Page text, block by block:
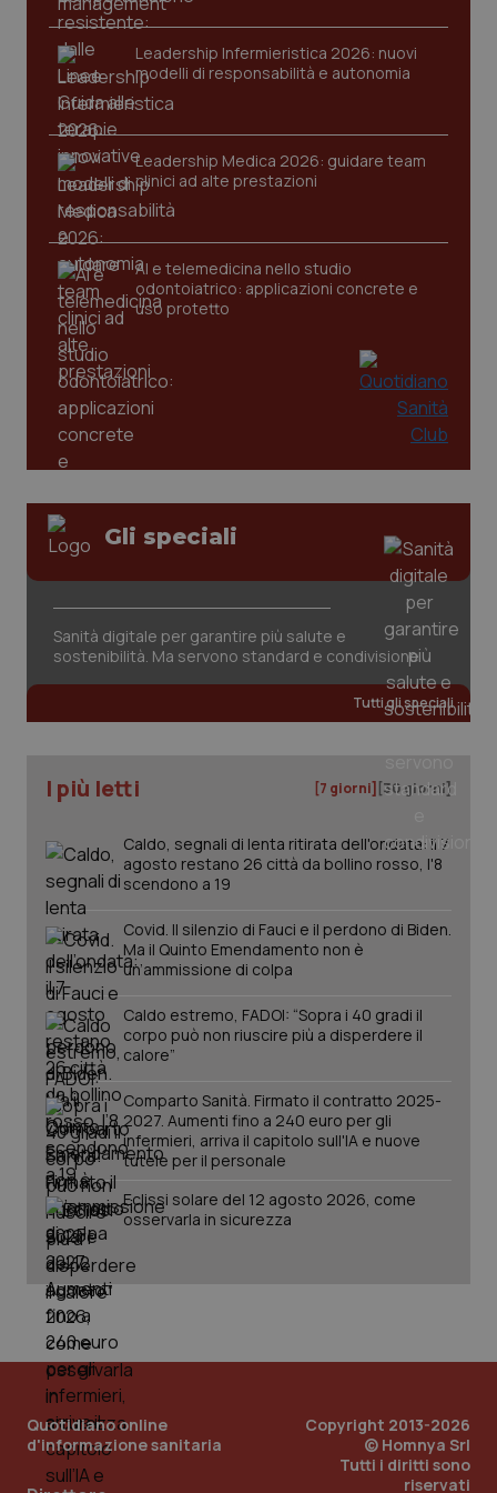
Leadership Infermieristica 2026: nuovi
modelli di responsabilità e autonomia
Leadership Medica 2026: guidare team
clinici ad alte prestazioni
AI e telemedicina nello studio
odontoiatrico: applicazioni concrete e
uso protetto
Gli speciali
Sanità digitale per garantire più salute e
sostenibilità. Ma servono standard e condivisione
Tutti gli speciali
I più letti [7 giorni] [30 giorni]
Caldo, segnali di lenta ritirata dell'ondata: il 7
agosto restano 26 città da bollino rosso, l'8
scendono a 19
Covid. Il silenzio di Fauci e il perdono di Biden.
Ma il Quinto Emendamento non è
un’ammissione di colpa
Caldo estremo, FADOI: “Sopra i 40 gradi il
corpo può non riuscire più a disperdere il
calore”
Comparto Sanità. Firmato il contratto 2025-
2027. Aumenti fino a 240 euro per gli
infermieri, arriva il capitolo sull'IA e nuove
tutele per il personale
Eclissi solare del 12 agosto 2026, come
osservarla in sicurezza
Quotidiano online
d'informazione sanitaria
Copyright 2013-2026
© Homnya Srl
Tutti i diritti sono
riservati
VISITOR_PRIVACY_METADATA
YouTube
CookieScriptConsent
CookieScript
www.quotidianosanita.it
tracking-sites-ironfish-
tracking-enable
www.quotidianosanita.it
2
tracking-sites-ironfish-
www.quotidianosanita.it
.quotidianosanita.it